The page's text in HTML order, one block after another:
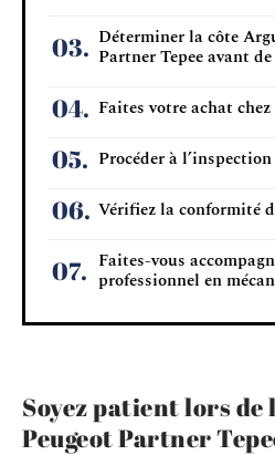
Déterminer la côte
Partner Tepee avant
Faites votre achat
Procéder à
Vérifiez la conformité
Faites-vous
professionnel en
Soyez patient lors de
Peugeot Partner